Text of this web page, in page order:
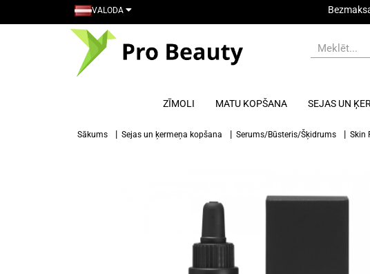
VALODA
ZĪMOLI MATU KOPŠANA SEJAS UN
Sākums Sejas un ķermeņa kopšana Serums/Būsteris/Šķidrums Skin